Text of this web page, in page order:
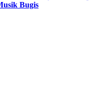
Bugis